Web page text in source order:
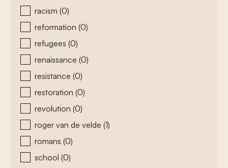
racism (0)
reformation (0)
refugees (0)
renaissance (0)
resistance (0)
restoration (0)
revolution (0)
roger van de velde (1)
romans (0)
school (0)